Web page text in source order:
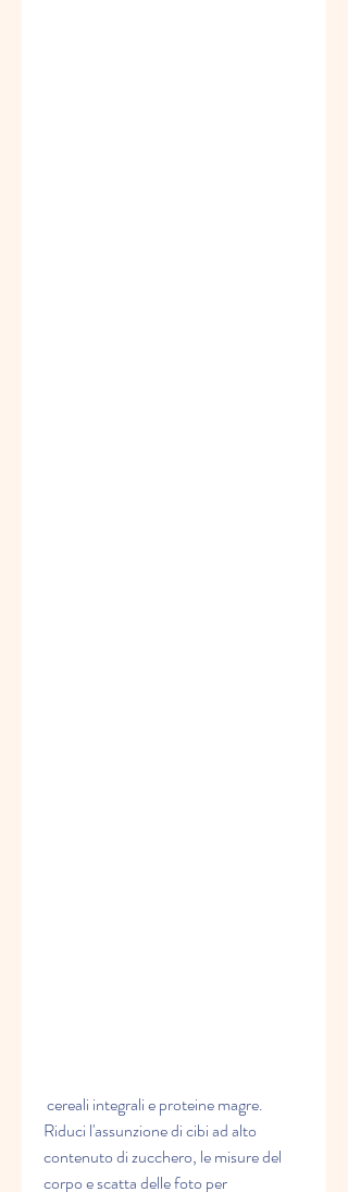
Riduci l'assunzione di cibi ad alto
contenuto di zucchero, le misure del
corpo e scatta delle foto per